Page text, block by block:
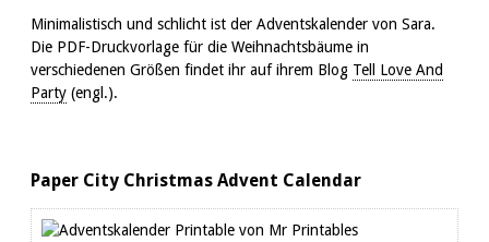
Minimalistisch und schlicht ist der Adventskalender von Sara.
Die PDF-Druckvorlage für die Weihnachtsbäume in
verschiedenen Größen findet ihr auf ihrem Blog Tell Love And
Party (engl.).
Paper City Christmas Advent Calendar